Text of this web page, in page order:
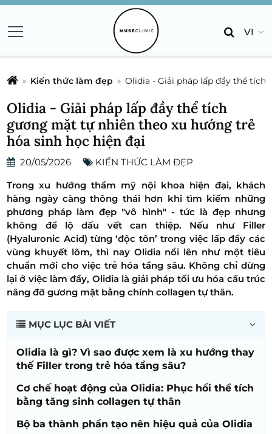
VI
Kiến thức làm đẹp Olidia - Giải pháp lấp đầy thể
Olidia - Giải pháp lấp đầy thể tích
gương mặt tự nhiên theo xu hướng trẻ
hóa sinh học hiện đại
20/05/2026
KIẾN THỨC LÀM ĐẸP
Trong xu hướng thẩm mỹ nội khoa hiện đại, khách
hàng ngày càng thông thái hơn khi tìm kiếm những
phương pháp làm đẹp "vô hình" - tức là đẹp nhưng
không để lộ dấu vết can thiệp. Nếu như Filler
(Hyaluronic Acid) từng ‘độc tôn’ trong việc lấp đầy các
vùng khuyết lõm, thì nay Olidia nổi lên như một tiêu
chuẩn mới cho việc trẻ hóa tầng sâu. Không chỉ dừng
lại ở việc làm đầy, Olidia là giải pháp tối ưu hóa cấu trúc
nâng đỡ gương mặt bằng chính collagen tự thân.
MỤC LỤC BÀI VIẾT
Olidia là gì? Vì sao được xem là xu hướng thay
thế Filler trong trẻ hóa tầng sâu?
Cơ chế hoạt động của Olidia: Phục hồi thể tích
bằng tăng sinh collagen tự thân
Bộ ba thành phần tạo nên hiệu quả của Olidia